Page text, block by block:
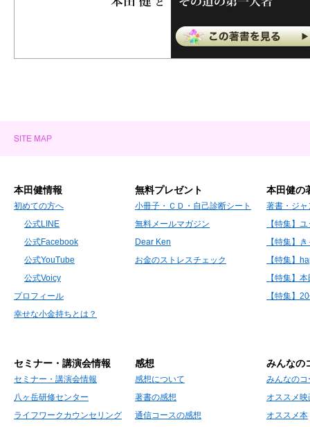
本田健情報
初めての方へ
公式LINE
公式Facebook
公式YouTube
公式Voicy
プロフィール
幸せな小金持ちとは？
無料プレゼント
小冊子・ＣＤ・自己診断シート
無料メールマガジン
Dear Ken
お金のストレスチェック
本田健の
著書・ジャ
【特集】
【特集】
【特集】
【特集】
【特集】
セミナー・講演会情報
セミナー・講演会情報
八ヶ岳研修センター
ライフワークカウンセリング
感想
感想について
著書の感想
通信コースの感想
みんなの
みんなの
オススメ映
オススメ本